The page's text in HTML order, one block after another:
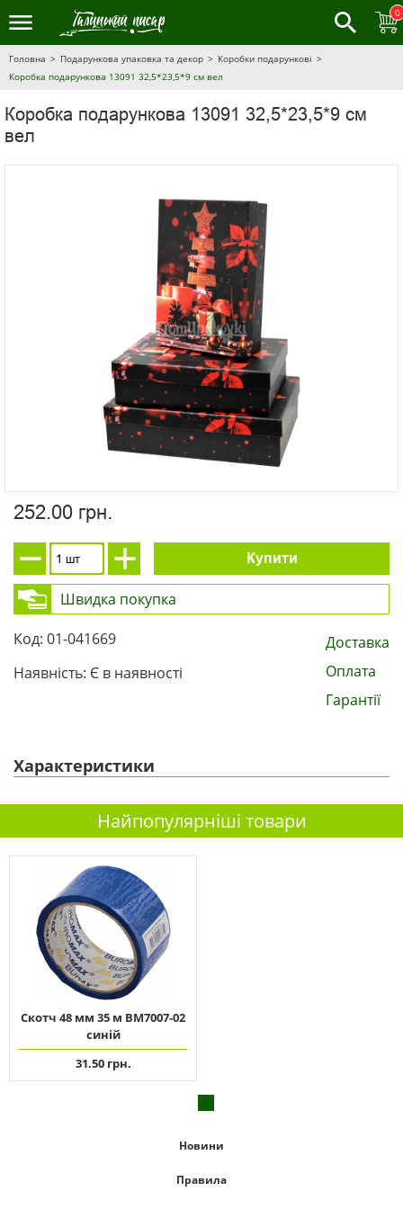
0
Головна Подарункова упаковка та декор
Коробки подарункові
Коробка подарункова 13091 32,5*23,5*9 см вел
Коробка подарункова 13091 32,5*23,5*9 см
вел
252.00 грн.
Купити
Швидка покупка
Код: 01-041669
Наявність: Є в наявності
Доставка
Оплата
Гарантії
Характеристики
Найпопулярніші товари
Скотч 48 мм 35 м ВМ7007-02
синій
31.50 грн.
Новини
Правила